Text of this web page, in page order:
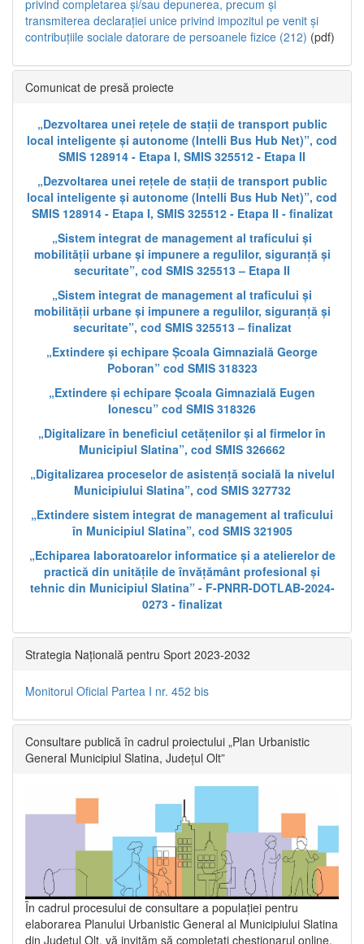
privind completarea și/sau depunerea, precum și
transmiterea declarației unice privind impozitul pe venit și
contribuțiile sociale datorare de persoanele fizice (212) (pdf)
Comunicat de presă proiecte
„Dezvoltarea unei rețele de stații de transport public
local inteligente și autonome (Intelli Bus Hub Net)”, cod
SMIS 128914 - Etapa I, SMIS 325512 - Etapa II
„Dezvoltarea unei rețele de stații de transport public
local inteligente și autonome (Intelli Bus Hub Net)”, cod
SMIS 128914 - Etapa I, SMIS 325512 - Etapa II - finalizat
„Sistem integrat de management al traficului și
mobilității urbane și impunere a regulilor, siguranță și
securitate”, cod SMIS 325513 – Etapa II
„Sistem integrat de management al traficului și
mobilității urbane și impunere a regulilor, siguranță și
securitate”, cod SMIS 325513 – finalizat
„Extindere și echipare Școala Gimnazială George
Poboran” cod SMIS 318323
„Extindere și echipare Școala Gimnazială Eugen
Ionescu” cod SMIS 318326
„Digitalizare în beneficiul cetățenilor și al firmelor în
Municipiul Slatina”, cod SMIS 326662
„Digitalizarea proceselor de asistență socială la nivelul
Municipiului Slatina”, cod SMIS 327732
„Extindere sistem integrat de management al traficului
în Municipiul Slatina”, cod SMIS 321905
„Echiparea laboratoarelor informatice și a atelierelor de
practică din unitățile de învățământ profesional și
tehnic din Municipiul Slatina” - F-PNRR-DOTLAB-2024-
0273 - finalizat
Strategia Națională pentru Sport 2023-2032
Monitorul Oficial Partea I nr. 452 bis
Consultare publică în cadrul proiectului „Plan Urbanistic
General Municipiul Slatina, Județul Olt”
În cadrul procesului de consultare a populaţiei pentru
elaborarea Planului Urbanistic General al Municipiului Slatina
din Județul Olt, vă invităm să completați chestionarul online,